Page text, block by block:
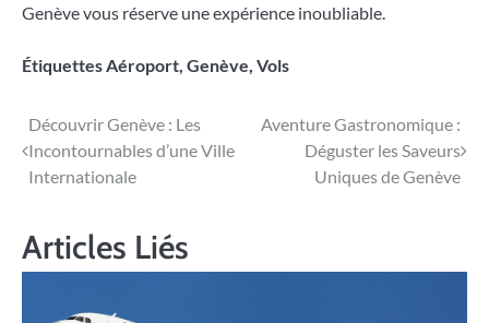
Genève vous réserve une expérience inoubliable.
Étiquettes Aéroport Genève Vols
Navigation
de
Découvrir Genève : Les
Incontournables d’une Ville
Internationale
Aventure Gastronomique :
Déguster les Saveurs
Uniques de Genève
Articles Liés